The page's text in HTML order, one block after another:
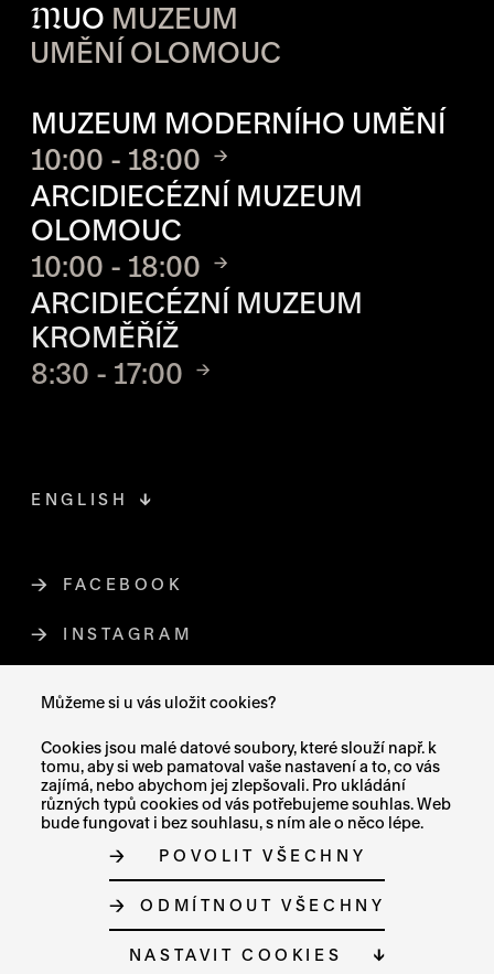
Můžeme si u vás uložit cookies?
Cookies jsou malé datové soubory, které slouží např. k
tomu, aby si web pamatoval vaše nastavení a to, co vás
zajímá, nebo abychom jej zlepšovali. Pro ukládání
různých typů cookies od vás potřebujeme souhlas. Web
bude fungovat i bez souhlasu, s ním ale o něco lépe.
POVOLIT VŠECHNY
ODMÍTNOUT VŠECHNY
NASTAVIT COOKIES
MUO MUZEUM
UMĚNÍ OLOMOUC
MUZEUM MODERNÍHO UMĚNÍ
10:00 - 18:00
ARCIDIECÉZNÍ MUZEUM
OLOMOUC
10:00 - 18:00
ARCIDIECÉZNÍ MUZEUM
KROMĚŘÍŽ
8:30 - 17:00
FACEBOOKODKAZ SE OTEVŘE NA NOVÉ
INSTAGRAMODKAZ SE OTEVŘE NA NOVÉ
ENGLISH
© MUZEUM UMĚNÍ OLOMOUC 2023
PROHLÁŠENÍ O PŘÍSTUPNOSTI
O COOKIES
NASTAVENÍ COOKIES